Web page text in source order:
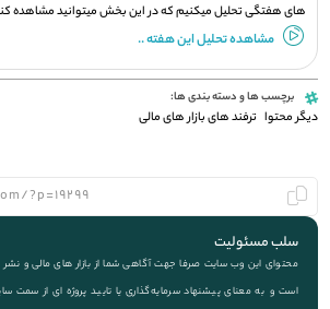
های هفتگی تحلیل میکنیم که در این بخش میتوانید مشاهده
مشاهده تحلیل این هفته ..
برچسب ها و دسته بندی ها:
دیگر محتوا ترفند های بازار های مالی
سلب مسئولیت
محتوای این وب سایت صرفا جهت آگاهی شما از بازار های مالی و نشر
است و به معنای پیشنهاد سرمایه‌گذاری یا تایید پروژه ای از سمت